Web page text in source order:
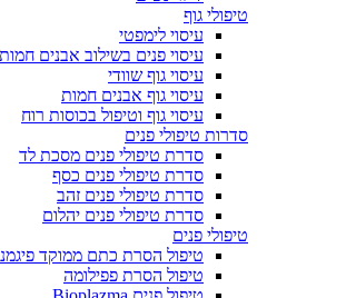
טיפולי גוף
עיסוי לימפטי
עיסוי פנים בשילוב אבנים חמות
עיסוי גוף שוודי
עיסוי גוף אבנים חמות
עיסוי גוף וטיפול בכוסות רוח
סדרות טיפולי פנים
סדרת טיפולי פנים מסכת לד
סדרת טיפולי פנים כסף
סדרת טיפולי פנים זהב
סדרת טיפולי פנים יהלום
טיפולי פנים
טיפול הסרת כתם ממוקד
טיפול הסרת פפילומה